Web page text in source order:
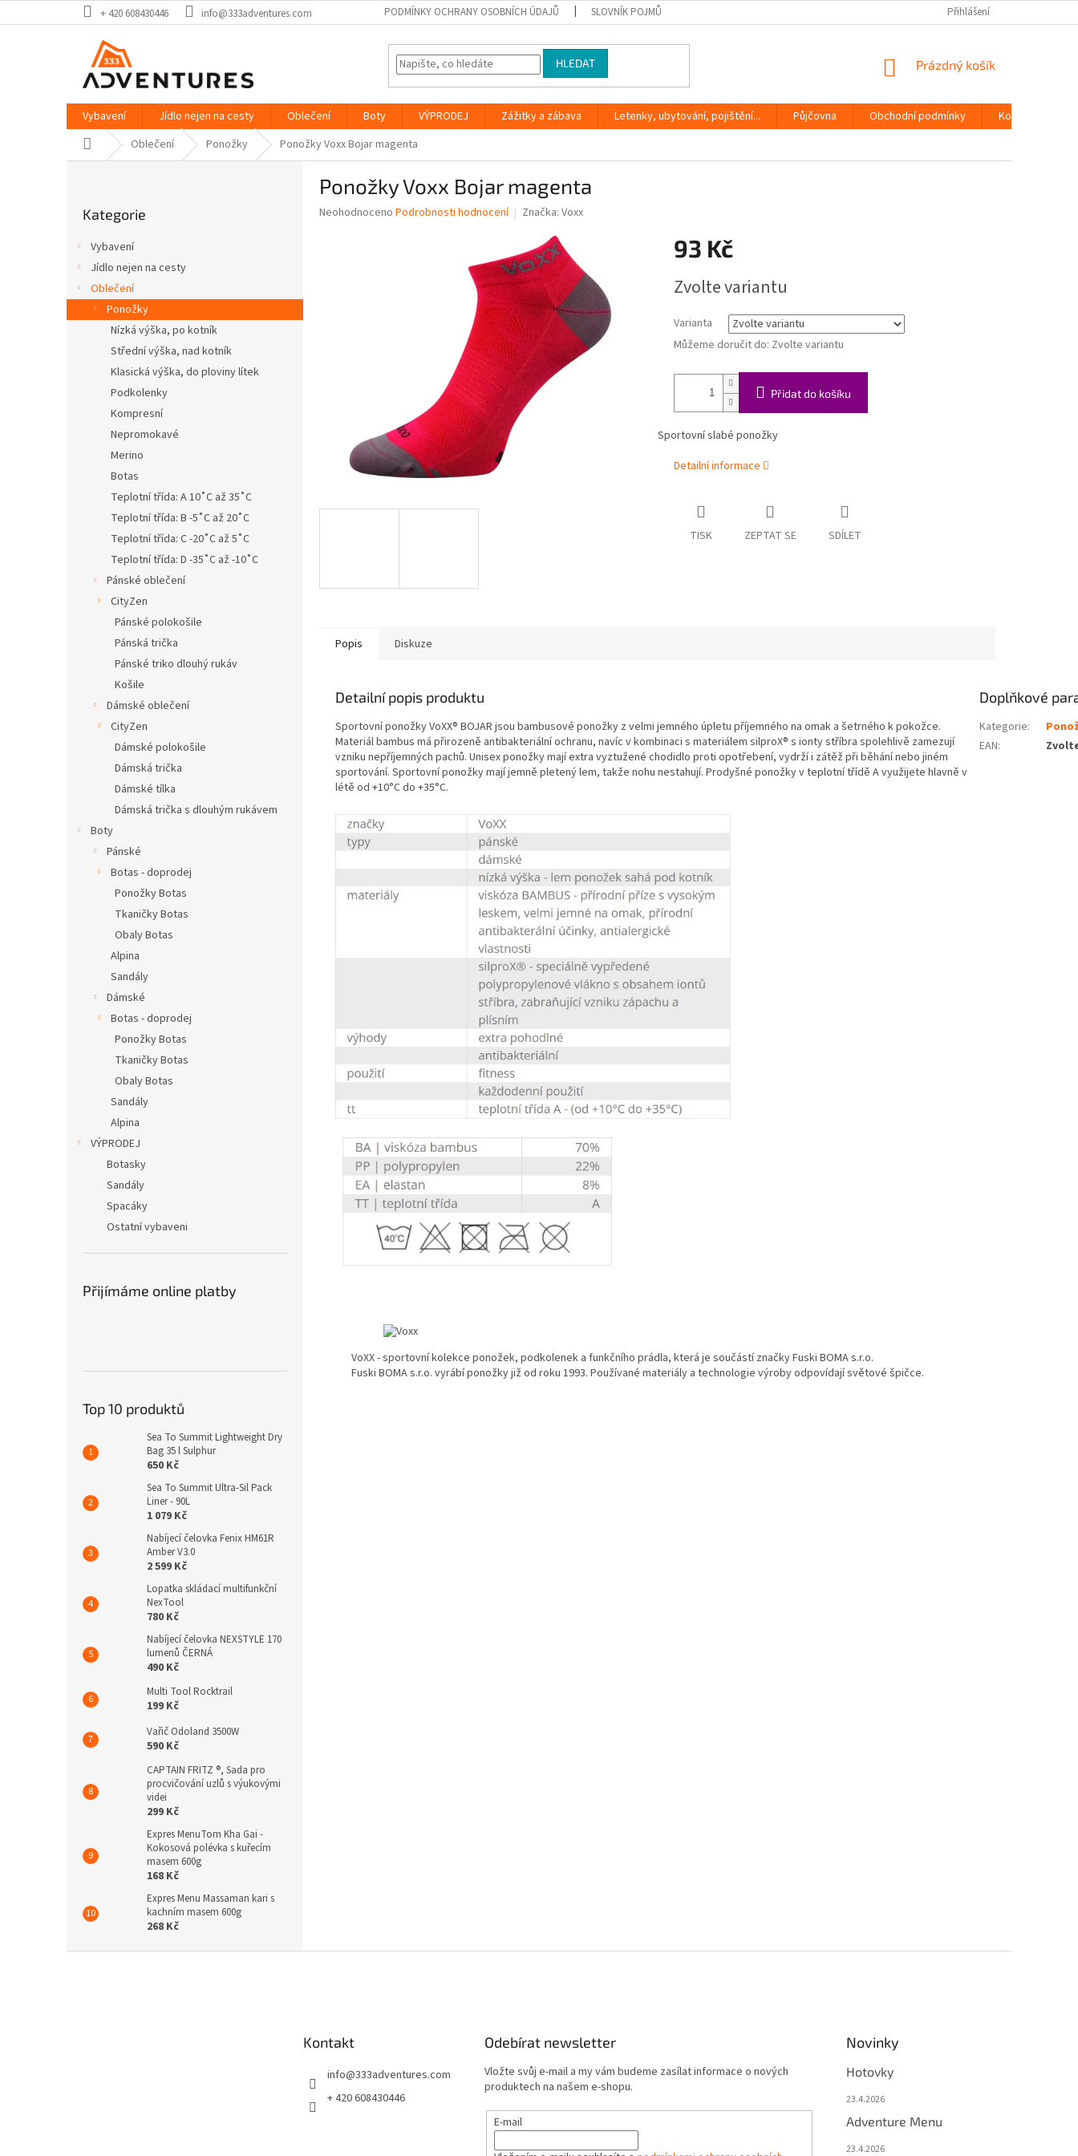
na
+ 420 608430446 info@333adventures.com PODMÍNKY OCHRANY OSOBNÍCH ÚDAJŮ SLOVNÍK POJMŮ Přihlášení
HLEDAT
NÁKUPNÍ
Prázdný košík
Vybavení Jídlo nejen na cesty Oblečení Boty VÝPRODEJ Zážitky a zábava Letenky, ubytování, pojištění... Půjčovna Obchodní podmínky
Kontakty
Domů Oblečení Ponožky Ponožky Voxx Bojar magenta
kategorie
Kategorie
Vybavení
Jídlo nejen na cesty
Oblečení
Ponožky
Nízká výška, po kotník
Střední výška, nad kotník
Klasická výška, do ploviny lítek
Podkolenky
Kompresní
Nepromokavé
Merino
Botas
Teplotní třída: A 10˚C až 35˚C
Teplotní třída: B -5˚C až 20˚C
Teplotní třída: C -20˚C až 5˚C
Teplotní třída: D -35˚C až -10˚C
Pánské oblečení
CityZen
Pánské polokošile
Pánská trička
Pánské triko dlouhý rukáv
Košile
Dámské oblečení
CityZen
Dámské polokošile
Dámská trička
Dámské tílka
Dámská trička s dlouhým rukávem
Boty
Pánské
Botas - doprodej
Ponožky Botas
Tkaničky Botas
Obaly Botas
Alpina
Sandály
Dámské
Botas - doprodej
Ponožky Botas
Tkaničky Botas
Obaly Botas
Sandály
Alpina
VÝPRODEJ
Botasky
Sandály
Spacáky
Ostatní vybaveni
Přijímáme online platby
Top 10 produktů
Sea To Summit Lightweight Dry
Bag 35 l Sulphur
650 Kč
Sea To Summit Ultra-Sil Pack
Liner - 90L
1 079 Kč
Nabíjecí čelovka Fenix HM61R
Amber V3.0
2 599 Kč
Lopatka skládací multifunkční
NexTool
780 Kč
Nabíjecí čelovka NEXSTYLE 170
lumenů ČERNÁ
490 Kč
Multi Tool Rocktrail
199 Kč
Vařič Odoland 3500W
590 Kč
CAPTAIN FRITZ ®, Sada pro
procvičování uzlů s výukovými
videi
299 Kč
Expres MenuTom Kha Gai -
Kokosová polévka s kuřecím
masem 600g
168 Kč
Expres Menu Massaman kari s
kachním masem 600g
268 Kč
Ponožky Voxx Bojar magenta
Průměrné
Neohodnoceno Podrobnosti hodnocení Značka: Voxx
93 Kč
cena:
Zvolte variantu
Varianta
Můžeme doručit do: Zvolte variantu
Přidat do košíku
Sportovní slabé ponožky
Detailní informace
TISK ZEPTAT SE SDÍLET
Popis Diskuze
Detailní popis produktu
Sportovní ponožky VoXX® BOJAR jsou bambusové ponožky z velmi jemného úpletu příjemného na omak a šetrného k pokožce.
Materiál bambus má přirozeně antibakteriální ochranu, navíc v kombinaci s materiálem silproX® s ionty stříbra spolehlivě zamezují
vzniku nepříjemných pachů. Unisex ponožky mají extra vyztužené chodidlo proti opotřebení, vydrží i zátěž při běhání nebo jiném
sportování. Sportovní ponožky mají jemně pletený lem, takže nohu nestahují. Prodyšné ponožky v teplotní třídě A využijete hlavně v
létě od +10°C do +35°C.
VoXX - sportovní kolekce ponožek, podkolenek a funkčního prádla, která je součástí značky Fuski BOMA s.r.o.
Fuski BOMA s.r.o. vyrábí ponožky již od roku 1993. Používané materiály a technologie výroby odpovídají světové špičce.
Doplňkové
Kategorie:
EAN:
Kontakt
info@333adventures.com
+ 420 608430446
Odebírat newsletter
Vložte svůj e-mail a my vám budeme zasílat informace o nových
produktech na našem e-shopu.
E-mail
Novinky
Hotovky
23.4.2026
Adventure Menu
23.4.2026